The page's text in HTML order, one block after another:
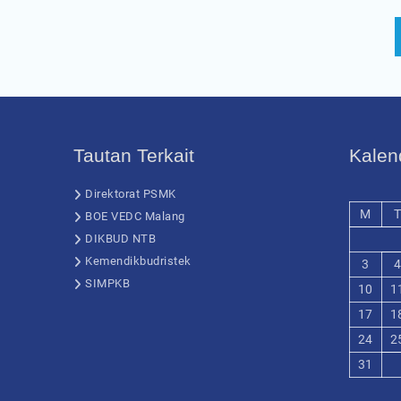
Tautan Terkait
Direktorat PSMK
BOE VEDC Malang
DIKBUD NTB
Kemendikbudristek
SIMPKB
M T
3
4
10
17
24
31